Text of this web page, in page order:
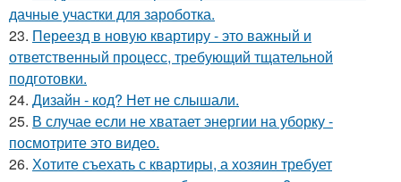
дачные участки для зароботка.
23. Переезд в новую квартиру - это важный и
ответственный процесс, требующий тщательной
подготовки.
24. Дизайн - код? Нет не слышали.
25. В случае если не хватает энергии на уборку -
посмотрите это видео.
26. Хотите съехать с квартиры, а хозяин требует